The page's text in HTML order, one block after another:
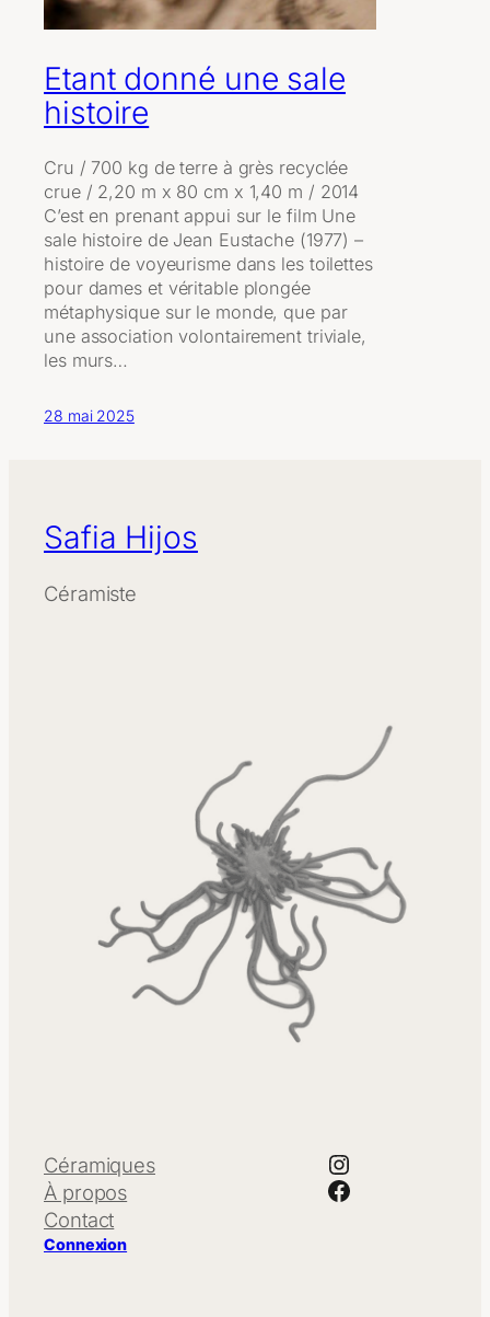
Etant donné une sale
histoire
Cru / 700 kg de terre à grès recyclée
crue / 2,20 m x 80 cm x 1,40 m / 2014
C’est en prenant appui sur le film Une
sale histoire de Jean Eustache (1977) –
histoire de voyeurisme dans les toilettes
pour dames et véritable plongée
métaphysique sur le monde, que par
une association volontairement triviale,
les murs…
28 mai 2025
Safia Hijos
Céramiste
Céramiques
À propos
Contact
Connexion
Instagram
Facebook